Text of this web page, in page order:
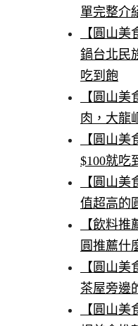
單完整介
【圓山
鍋台北民
吃到飽
【圓山
肉，大龍
【圓山美
$100就吃
【圓山
值超高的
【飲料
圓推薦什
【圓山
茶屋旁邊
【圓山